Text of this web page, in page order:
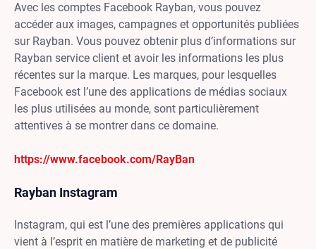
Avec les comptes Facebook Rayban, vous pouvez
accéder aux images, campagnes et opportunités publiées
sur Rayban. Vous pouvez obtenir plus d’informations sur
Rayban service client et avoir les informations les plus
récentes sur la marque. Les marques, pour lesquelles
Facebook est l’une des applications de médias sociaux
les plus utilisées au monde, sont particulièrement
attentives à se montrer dans ce domaine.
https://www.facebook.com/RayBan
Rayban Instagram
Instagram, qui est l’une des premières applications qui
vient à l’esprit en matière de marketing et de publicité